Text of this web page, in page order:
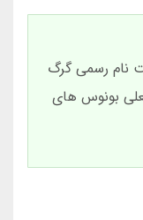
نام رسمی گرگ
بونوس های